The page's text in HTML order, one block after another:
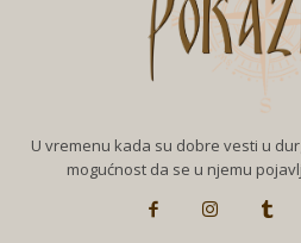
U vremenu kada su dobre vesti u
mogućnost da se u njemu